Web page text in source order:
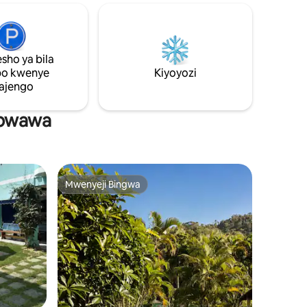
wa
wa
na jet ski
de
Ilha
vyenye kiyoyozi, mabafu 3, sebule kubwa
na roshani. Intaneti yenye kasi kubwa:
500MG *upangishaji unapatikana
ya bila
kwenye
Kiyoyozi
Mwenyeji Bingwa
Mwenyeji Bingwa